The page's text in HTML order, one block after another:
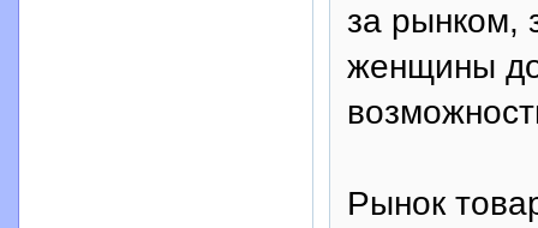
за рынком,
женщины
Рынок